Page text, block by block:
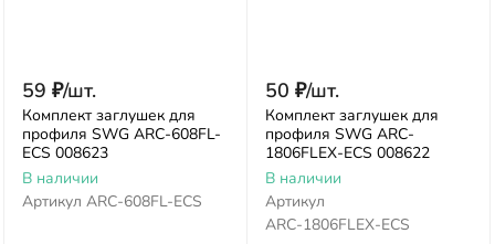
59 ₽/шт.
Комплект заглушек для
профиля SWG ARC-608FL-
ECS 008623
В наличии
Артикул ARC-608FL-ECS
50 ₽/шт.
Комплект заглушек для
профиля SWG ARC-
1806FLEX-ECS 008622
В наличии
Артикул
ARC-1806FLEX-ECS